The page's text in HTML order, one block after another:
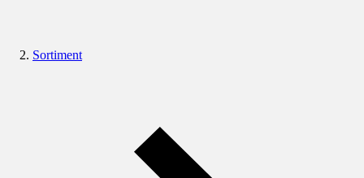
Sortiment